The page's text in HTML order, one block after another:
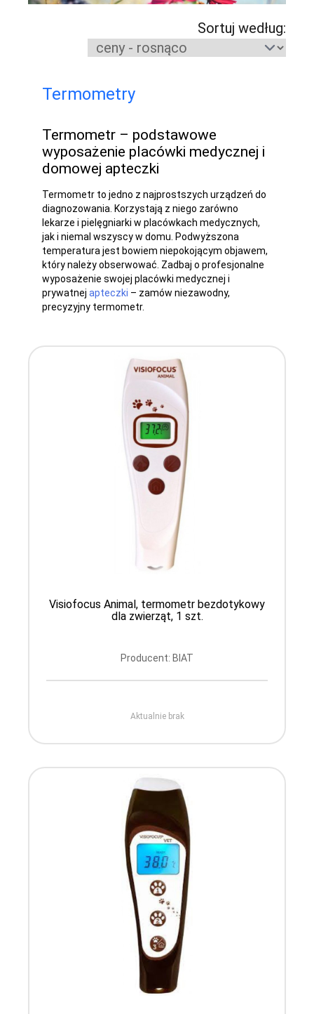
Sortuj według:
Termometry
Termometr – podstawowe
wyposażenie placówki medycznej i
domowej apteczki
Termometr to jedno z najprostszych urządzeń do
diagnozowania. Korzystają z niego zarówno
lekarze i pielęgniarki w placówkach medycznych,
jak i niemal wszyscy w domu. Podwyższona
temperatura jest bowiem niepokojącym objawem,
który należy obserwować. Zadbaj o profesjonalne
wyposażenie swojej placówki medycznej i
prywatnej apteczki – zamów niezawodny,
precyzyjny termometr.
Visiofocus Animal, termometr bezdotykowy
dla zwierząt, 1 szt.
Producent: BIAT
Aktualnie brak